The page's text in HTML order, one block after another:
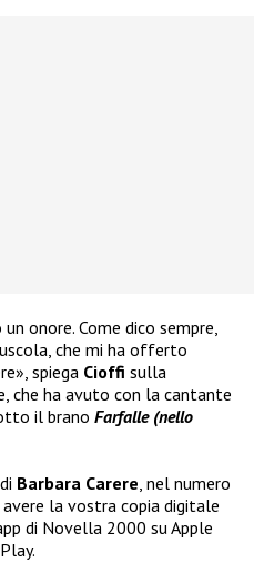
onore. Come dico sempre,
che mi ha offerto
spiega Cioffi sulla
che ha avuto con la cantante
il brano Farfalle (nello
Barbara Carere, nel numero
avere la vostra copia digitale
di Novella 2000 su Apple